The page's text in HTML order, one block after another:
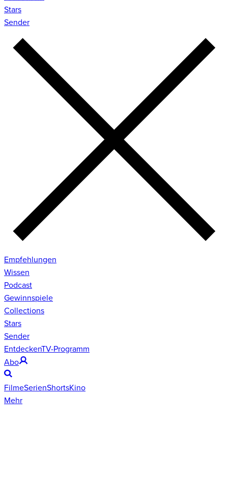
Stars
Sender
Empfehlungen
Wissen
Podcast
Gewinnspiele
Collections
Stars
Sender
EntdeckenTV-Programm
Abo
FilmeSerienShortsKino
Mehr